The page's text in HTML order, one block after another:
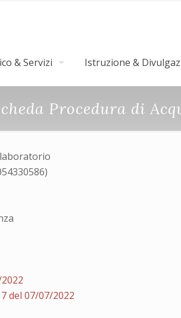
& Servizi Istruzione &
Procedura di
del 07/07/2022